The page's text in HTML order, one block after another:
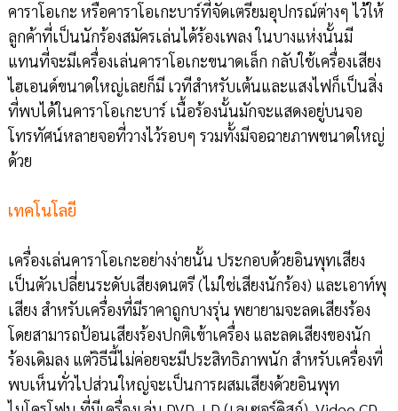
คาราโอเกะ หรือคาราโอเกะบาร์ที่จัดเตรียมอุปกรณ์ต่างๆ ไว้ให้
ลูกค้าที่เป็นนักร้องสมัครเล่นได้ร้องเพลง ในบางแห่งนั้นมี
แทนที่จะมีเครื่องเล่นคาราโอเกะขนาดเล็ก กลับใช้เครื่องเสียง
ไฮเอนด์ขนาดใหญ่เลยก็มี เวทีสำหรับเต้นและแสงไฟก็เป็นสิ่ง
ที่พบได้ในคาราโอเกะบาร์ เนื้อร้องนั้นมักจะแสดงอยู่บนจอ
โทรทัศน์หลายจอที่วางไว้รอบๆ รวมทั้งมีจอฉายภาพขนาดใหญ่
ด้วย
เทคโนโลยี
เครื่องเล่นคาราโอเกะอย่างง่ายนั้น ประกอบด้วยอินพุทเสียง
เป็นตัวเปลี่ยนระดับเสียงดนตรี (ไม่ใช่เสียงนักร้อง) และเอาท์พุ
เสียง สำหรับเครื่องที่มีราคาถูกบางรุ่น พยายามจะลดเสียงร้อง
โดยสามารถป้อนเสียงร้องปกติเข้าเครื่อง และลดเสียงของนัก
ร้องเดิมลง แต่วิธีนี้ไม่ค่อยจะมีประสิทธิภาพนัก สำหรับเครื่องที่
พบเห็นทั่วไปส่วนใหญ่จะเป็นการผสมเสียงด้วยอินพุท